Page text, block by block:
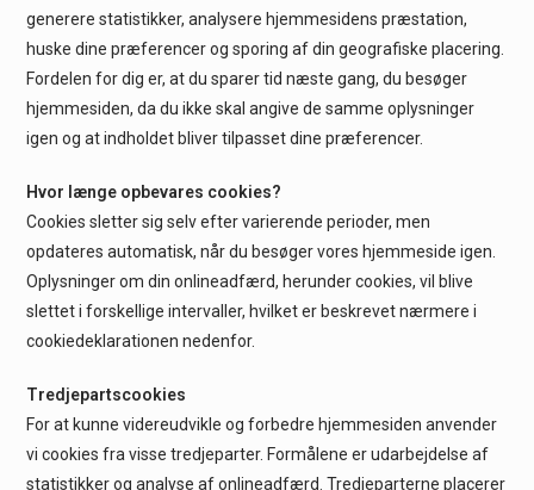
generere statistikker, analysere hjemmesidens præstation,
huske dine præferencer og sporing af din geografiske placering.
Fordelen for dig er, at du sparer tid næste gang, du besøger
hjemmesiden, da du ikke skal angive de samme oplysninger
igen og at indholdet bliver tilpasset dine præferencer.
Hvor længe opbevares cookies?
Cookies sletter sig selv efter varierende perioder, men
opdateres automatisk, når du besøger vores hjemmeside igen.
Oplysninger om din onlineadfærd, herunder cookies, vil blive
slettet i forskellige intervaller, hvilket er beskrevet nærmere i
cookiedeklarationen nedenfor.
Tredjepartscookies
For at kunne videreudvikle og forbedre hjemmesiden anvender
vi cookies fra visse tredjeparter. Formålene er udarbejdelse af
statistikker og analyse af onlineadfærd. Tredjeparterne placerer